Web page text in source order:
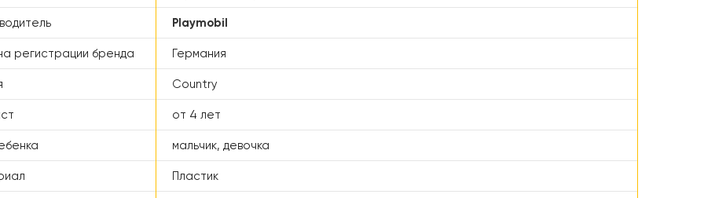
Playmobil
регистрации бренда Германия
Country
от 4 лет
мальчик, девочка
Пластик